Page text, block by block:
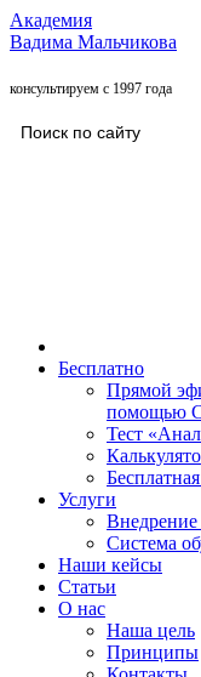
Академия
Вадима Мальчикова
консультируем с 1997 года
Бесплатно
Прямой
помощью
Тест
Услуги
Система
Наши кейсы
Статьи
О нас
Наша цель
Принципы